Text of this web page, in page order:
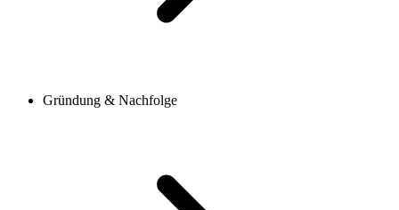
Gründung & Nachfolge